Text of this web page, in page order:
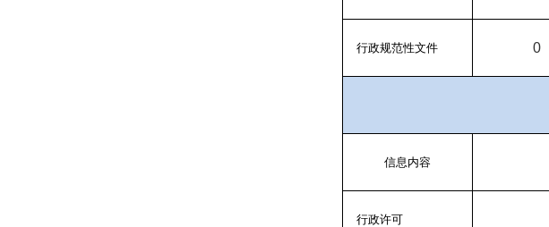
行政规范性文件 0
信息内容
行政许可